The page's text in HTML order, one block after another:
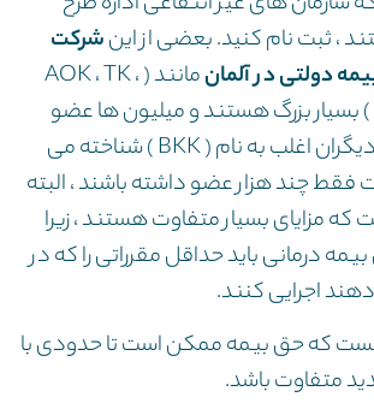
، ثبت نام کنید. بعضی از اینشرکت
دولتی در آلمان
مانند ( AOK ، TK ،
SBK ، BEK ، DAK ) بسیار بزرگ هستند و میلیون ها عضو
دارند ، در حالی که دیگران اغلب به نام ( BKK ) شناخته می
چند هزار عضو داشته باشند ، البته
که مزایای بسیار متفاوت هستند ، زیرا
درمانی باید حداقل مقرراتی را که در
دهند اجرایی کنند.
که حق بیمه ممکن است تا حدودی با
متفاوت باشد.